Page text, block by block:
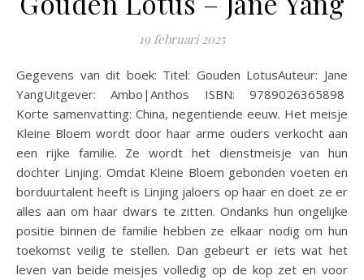
19 februari 2025
Gegevens van dit boek: Titel: Gouden LotusAuteur: Jane
YangUitgever: Ambo|Anthos ISBN: 9789026365898
Korte samenvatting: China, negentiende eeuw. Het meisje
Kleine Bloem wordt door haar arme ouders verkocht aan
een rijke familie. Ze wordt het dienstmeisje van hun
dochter Linjing. Omdat Kleine Bloem gebonden voeten en
borduurtalent heeft is Linjing jaloers op haar en doet ze er
alles aan om haar dwars te zitten. Ondanks hun ongelijke
positie binnen de familie hebben ze elkaar nodig om hun
toekomst veilig te stellen. Dan gebeurt er iets wat het
leven van beide meisjes volledig op de kop zet en voor